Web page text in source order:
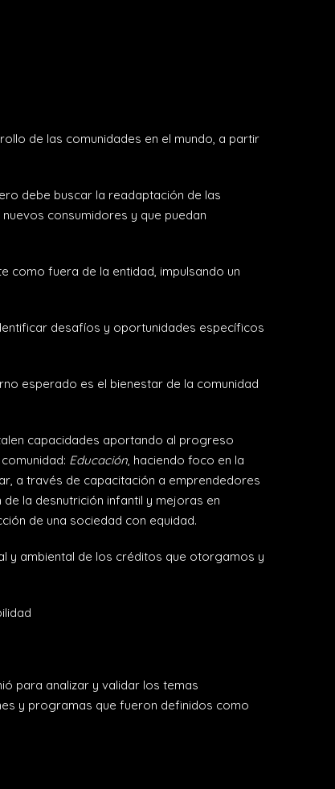
de las comunidades en el mundo, a partir
debe buscar la readaptación de las
consumidores y que puedan
como fuera de la entidad, impulsando un
desafíos y oportunidades específicos
esperado es el bienestar de la comunidad
capacidades aportando al progreso
Educación, haciendo foco en la
a través de capacitación a emprendedores
la desnutrición infantil y mejoras en
de una sociedad con equidad.
y ambiental de los créditos que otorgamos y
para analizar y validar los temas
y programas que fueron definidos como